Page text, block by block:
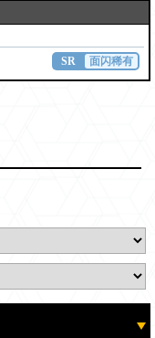
SR 面闪稀有